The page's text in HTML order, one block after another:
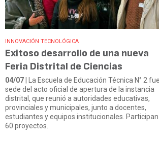
INNOVACIÓN TECNOLÓGICA
Exitoso desarrollo de una nueva
Feria Distrital de Ciencias
04/07 | La Escuela de Educación Técnica N° 2 fue
sede del acto oficial de apertura de la instancia
distrital, que reunió a autoridades educativas,
provinciales y municipales, junto a docentes,
estudiantes y equipos institucionales. Participan
60 proyectos.